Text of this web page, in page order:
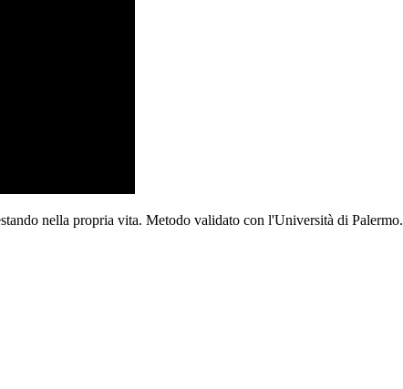
nella propria vita. Metodo validato con l'Università di Palermo.